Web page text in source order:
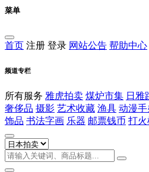
菜单
首页 注册 登录 网站公告 帮助中心
频道专栏
所有服务 雅虎拍卖 煤炉市集 日雅
奢侈品 摄影 艺术收藏 渔具 动漫手
饰品 书法字画 乐器 邮票钱币 打火